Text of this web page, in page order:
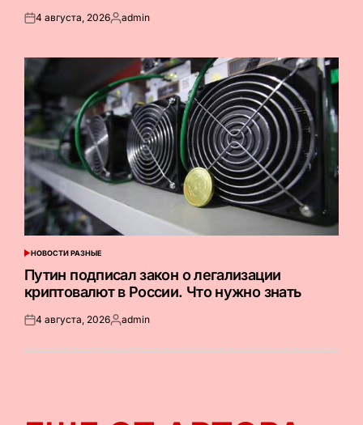
Опубликовано
4 августа, 2026Запись
admin
ОПУБЛИКОВАНО
В
НОВОСТИ РАЗНЫЕ
Путин подписал закон о легализации
криптовалют в России. Что нужно знать
Опубликовано
4 августа, 2026Запись
admin